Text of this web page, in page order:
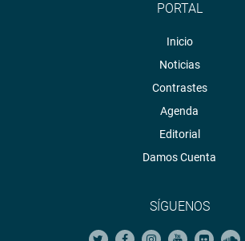
PORTAL
Inicio
Noticias
Contrastes
Agenda
Editorial
Damos Cuenta
SÍGUENOS